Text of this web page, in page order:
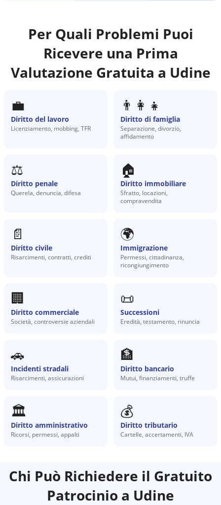
Per Quali Problemi Puoi
Ricevere una Prima
Valutazione Gratuita a Udine
💼
Diritto del lavoro
Licenziamento, mobbing, TFR
👨‍👩‍👧
Diritto di famiglia
Separazione, divorzio,
affidamento
⚖️
Diritto penale
Querela, denuncia, difesa
🏠
Diritto immobiliare
Sfratto, locazioni,
compravendita
📄
Diritto civile
Risarcimenti, contratti, crediti
🌍
Immigrazione
Permessi, cittadinanza,
ricongiungimento
🏢
Diritto commerciale
Società, controversie aziendali
📜
Successioni
Eredità, testamento, rinuncia
🚗
Incidenti stradali
Risarcimenti, assicurazioni
🏦
Diritto bancario
Mutui, finanziamenti, truffe
🏛️
Diritto amministrativo
Ricorsi, permessi, appalti
💰
Diritto tributario
Cartelle, accertamenti, IVA
Chi Può Richiedere il Gratuito
Patrocinio a Udine